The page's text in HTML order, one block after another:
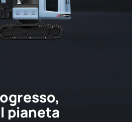
pianeta